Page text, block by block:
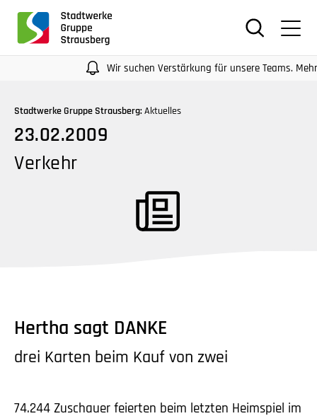
Screenreader
oder
Tabulatorentaste:
Überspringen
der
Hauptnavigation
Wir suchen Verstärkung für unsere Teams. Mehr
Stadtwerke Gruppe Strausberg: Aktuelles
23.02.2009
Verkehr
Hertha sagt DANKE
drei Karten beim Kauf von zwei
74.244 Zuschauer feierten beim letzten Heimspiel im